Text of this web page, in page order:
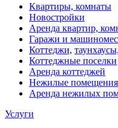
Квартиры, комнаты
Новостройки
Аренда квартир,
Гаражи и
Коттеджи, таунхаусы,
Коттеджные поселки
Аренда коттеджей
Нежилые помещения
Аренда нежилых
Услуги